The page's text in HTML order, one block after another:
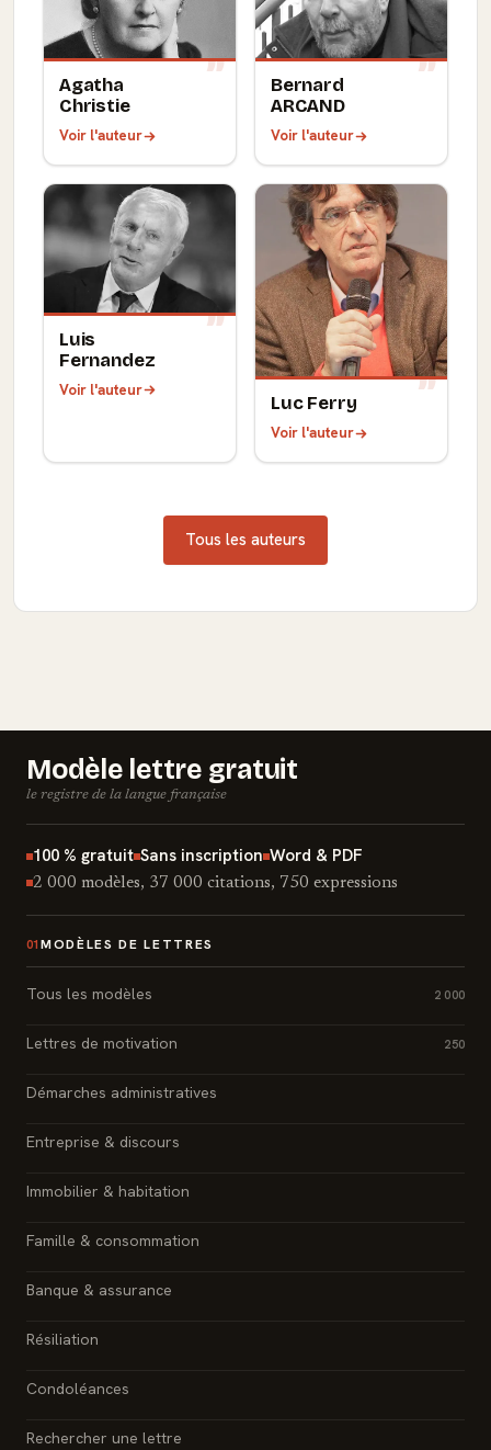
Agatha
Christie
Voir l'auteur
Bernard
ARCAND
Voir l'auteur
Luis
Fernandez
Voir l'auteur
Luc Ferry
Voir l'auteur
Tous les auteurs
Modèle lettre gratuit
le registre de la langue française
100 % gratuit Sans inscription Word & PDF
2 000 modèles, 37 000 citations, 750 expressions
01 MODÈLES DE LETTRES
Tous les modèles 2 000
Lettres de motivation 250
Démarches administratives
Entreprise & discours
Immobilier & habitation
Famille & consommation
Banque & assurance
Résiliation
Condoléances
Rechercher une lettre